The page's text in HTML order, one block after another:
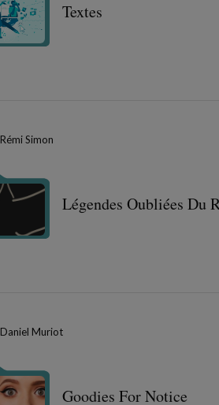
Textes
Rémi Simon
Légendes Oubliées Du
Daniel Muriot
Goodies For Notice